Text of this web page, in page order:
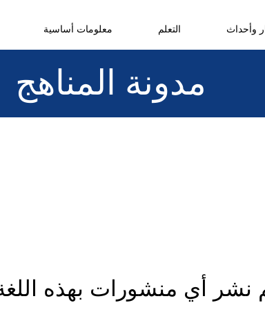
معلومات أساسية التعلم وأحداث
مدونة المناهج
نشر أي منشورات بهذه